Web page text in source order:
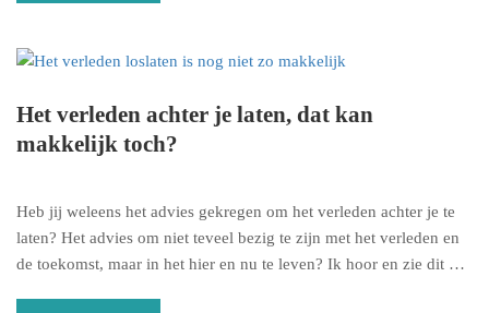
Het verleden achter je laten, dat kan
makkelijk toch?
Heb jij weleens het advies gekregen om het verleden achter je te
laten? Het advies om niet teveel bezig te zijn met het verleden en
de toekomst, maar in het hier en nu te leven? Ik hoor en zie dit …